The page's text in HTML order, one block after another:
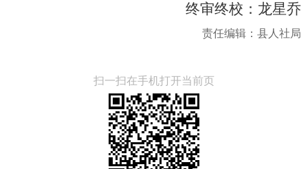
终审终校：龙星乔
责任编辑：县人社局
扫一扫在手机打开当前页